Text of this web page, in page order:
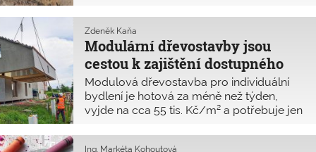
kdysi byla symbolem unifikace a rychlosti,
avšak spojená také s nízkou kvalitou
a uniformitou, čeká na svou renesanci.
Díky technickému pokroku, automatizaci,
digitalizaci a promyšlené modularitě
může být prefabrikace nejen odpovědí na
přetrvávající bytovou krizi, ale
i plnohodnotnou cestou ke kvalitnímu,
dostupnému a udržitelnému bydlení pro
21. století. V článku popisujeme zkušenosti
Modulární dřevostavby jsou
cestou k zajištění dostupného
bydlení i vybavenosti
Zdeněk Kaňa
Modulová dřevostavba pro individuální
bydlení je hotová za méně než týden,
vyjde na cca 55 tis. Kč/m² a potřebuje jen
jsou ve srovnání s klasickou realizací
Ing. Markéta Kohoutová